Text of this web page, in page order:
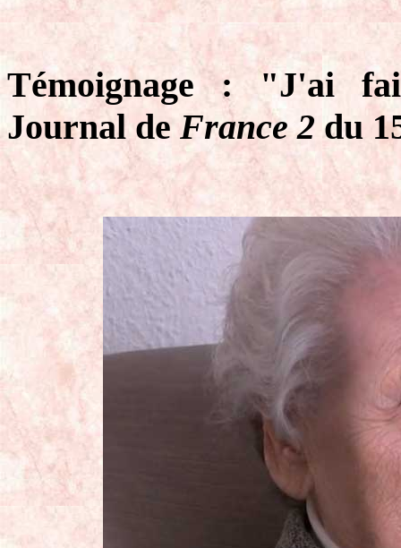
Témoignage : "J'ai
Journal de France 2du